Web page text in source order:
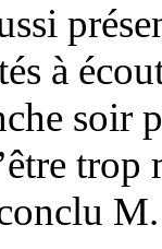
à
soir